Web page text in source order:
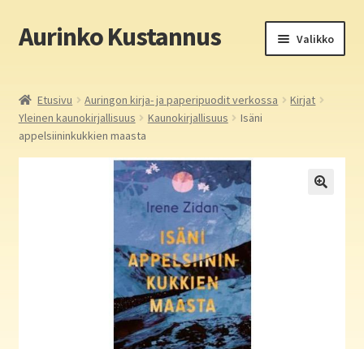
Siirry
navigointiin
Siirry
sisältöön
Aurinko Kustannus Valikko
Yritys
Aurinko Kustannus: kirjat
Auringon kirja- ja paperipuodit verkossa
Etusivu Auringon kirja- ja paperipuodit verkossa
Kirjat
Yleinen kaunokirjallisuus
Kaunokirjallisuus
Isäni
appelsiininkukkien maasta